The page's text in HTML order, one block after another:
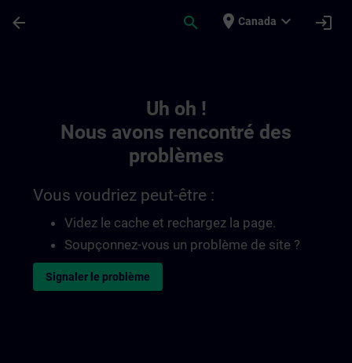
arrow_back search place Canada expand_more login
Uh oh !
Nous avons rencontré des
problèmes
Vous voudriez peut-être :
Videz le cache et rechargez la page.
Soupçonnez-vous un problème de site ?
Signaler le problème